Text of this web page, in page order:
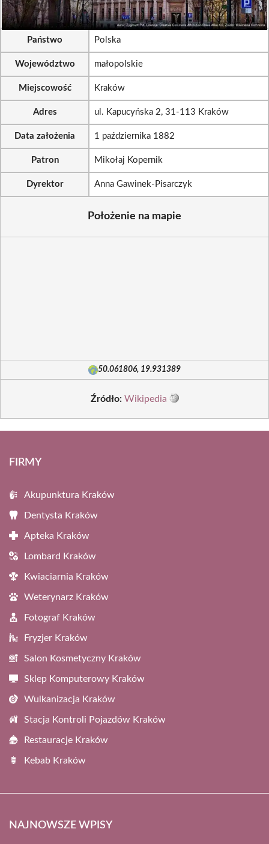
Państwo Polska
Województwo małopolskie
Miejscowość Kraków
Adres ul. Kapucyńska 2, 31-113 Kraków
Data założenia 1 października 1882
Patron Mikołaj Kopernik
Dyrektor Anna Gawinek-Pisarczyk
Położenie na mapie
50.061806, 19.931389
Źródło: Wikipedia
FIRMY
Akupunktura Kraków
Dentysta Kraków
Apteka Kraków
Lombard Kraków
Kwiaciarnia Kraków
Weterynarz Kraków
Fotograf Kraków
Fryzjer Kraków
Salon Kosmetyczny Kraków
Sklep Komputerowy Kraków
Wulkanizacja Kraków
Stacja Kontroli Pojazdów Kraków
Restauracje Kraków
Kebab Kraków
NAJNOWSZE WPISY